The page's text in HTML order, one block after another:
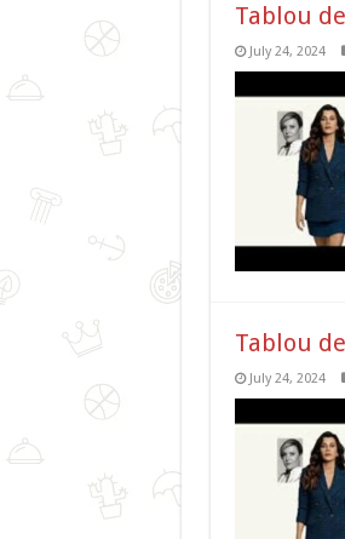
Tablou
July 24, 2024
Tablou
July 24, 2024